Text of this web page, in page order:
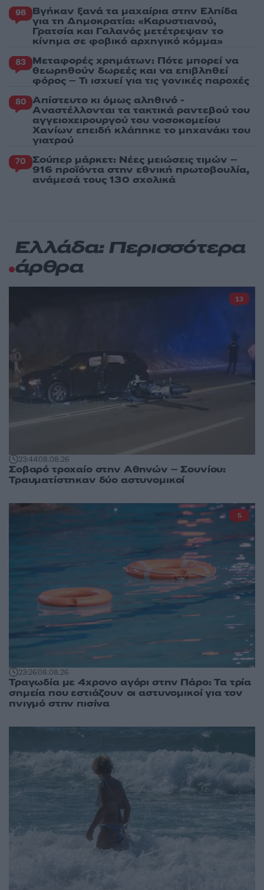
96 Βγήκαν ξανά τα μαχαίρια στην Ελπίδα
για τη Δημοκρατία: «Καρυστιανού,
Γρατσία και Γαλανός μετέτρεψαν το
κίνημα σε φοβικό αρχηγικό κόμμα»
83 Μεταφορές χρημάτων: Πότε μπορεί να
θεωρηθούν δωρεές και να επιβληθεί
φόρος – Τι ισχυεί για τις γονικές παροχές
80 Απίστευτο κι όμως αληθινό -
Aναστέλλονται τα τακτικά ραντεβού του
αγγειοχειρουργού του νοσοκομείου
Χανίων επειδή κλάπηκε το μηχανάκι του
γιατρού
70 Σούπερ μάρκετ: Νέες μειώσεις τιμών –
916 προϊόντα στην εθνική πρωτοβουλία,
ανάμεσά τους 130 σχολικά
Ελλάδα: Περισσότερα
άρθρα
23:4408.08.26
Σοβαρό τροχαίο στην Αθηνών – Σουνίου:
Τραυματίστηκαν δύο αστυνομικοί
13
23:2608.08.26
Τραγωδία με 4χρονο αγόρι στην Πάρο: Τα τρία
σημεία που εστιάζουν οι αστυνομικοί για τον
πνιγμό στην πισίνα
5